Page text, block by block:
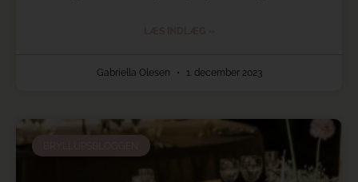
Gabriella Olesen 1. december 2023